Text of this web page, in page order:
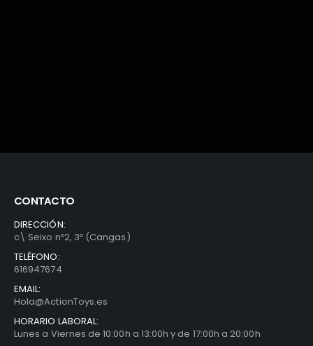
CONTACTO
DIRECCIÓN:
c\ Seixo nº2, 3º (Cangas)
TELÉFONO:
616947674
EMAIL:
Hola@ActionToys.es
HORARIO LABORAL:
Lunes a Viernes de 10:00h a 13:00h y de 17:00h a 20:00h